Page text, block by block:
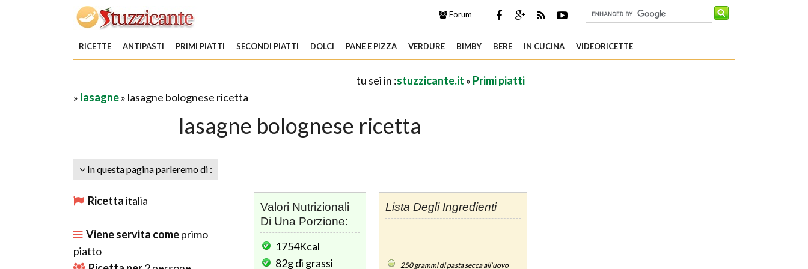
Forum
RICETTE ANTIPASTI PRIMI PIATTI SECONDI PIATTI DOLCI PANE E PIZZA VERDURE BIMBY BERE IN CUCINA VIDEORICETTE
tu sei in :stuzzicante.it » Primi piatti
» lasagne» lasagne bolognese ricetta
lasagne bolognese ricetta
In questa pagina parleremo di :
Ricettaitalia
Viene servita comeprimo
piatto
Lista Degli Ingredienti
250grammi di pasta secca all'uovo
Valori Nutrizionali
Di Una Porzione:
1754Kcal
82gdi grassi